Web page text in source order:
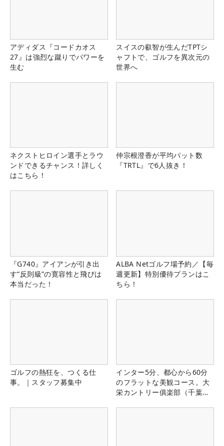
アディダス『コードカオス
27』は強烈な蹴りでパワーを
生む
スイスの叡智が生んだTPTシ
ャフトで、ゴルフを異次元の
世界へ
ネクストヒロイン選手とラウ
ンドできるチャンス！詳しく
はこちら！
仲宗根澄香が平均パット数
『TRTL』で6人抜き！
『G740』アイアンが引き出
す“反則級”の寛容性と飛びは
本当だった！
ALBA Netゴルフ場予約／【毎
週更新】特別優待プランはこ
ちら！
ゴルフの熱狂を、つくる仕
事。｜スタッフ募集中
インター5分、都心から60分
のフラットな美観コース。大
栄カントリー俱楽部（千葉